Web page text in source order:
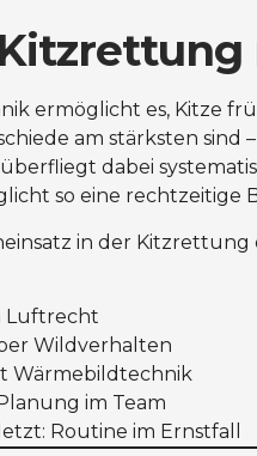
ermöglicht es, Kitze
am stärksten sind
dabei
so eine rechtzeitige
in der Kitzrettung
Luftrecht
Wildverhalten
Wärmebildtechnik
im Team
Routine im Ernstfall